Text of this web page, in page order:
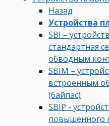
Назад
Устройства
SBI –
стандартная
обводным
SBIM –
встроенным
(байпас)
SBIP -
повышенного